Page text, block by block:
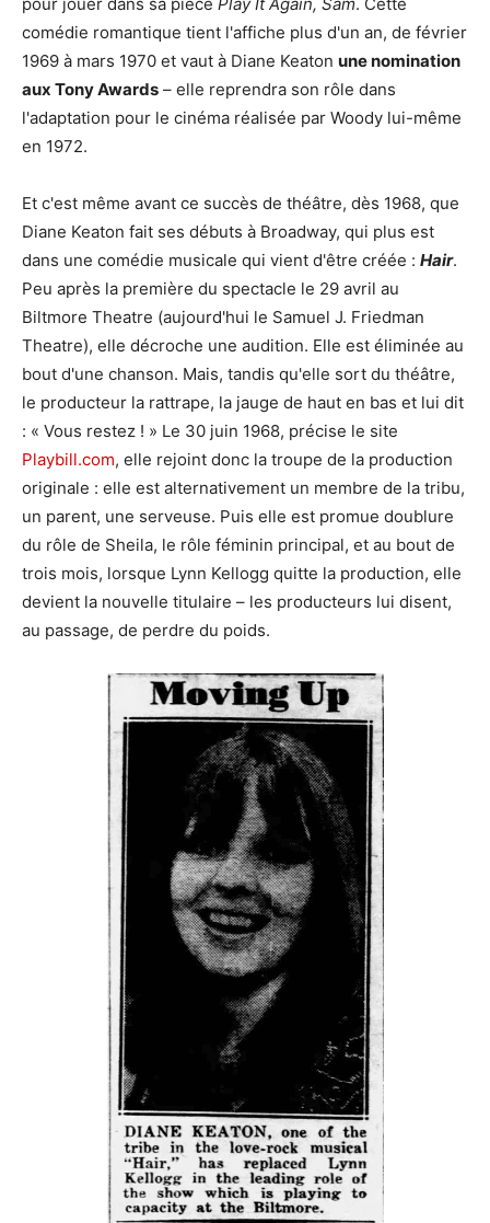
comédie romantique tient l'affiche plus d'un an, de février
1969 à mars 1970 et vaut à Diane Keaton une nomination
aux Tony Awards – elle reprendra son rôle dans
l'adaptation pour le cinéma réalisée par Woody lui-même
en 1972.
Et c'est même avant ce succès de théâtre, dès 1968, que
Diane Keaton fait ses débuts à Broadway, qui plus est
dans une comédie musicale qui vient d'être créée : Hair.
Peu après la première du spectacle le 29 avril au
Biltmore Theatre (aujourd'hui le Samuel J. Friedman
Theatre), elle décroche une audition. Elle est éliminée au
bout d'une chanson. Mais, tandis qu'elle sort du théâtre,
le producteur la rattrape, la jauge de haut en bas et lui dit
: « Vous restez ! » Le 30 juin 1968, précise le site
Playbill.com, elle rejoint donc la troupe de la production
originale : elle est alternativement un membre de la tribu,
un parent, une serveuse. Puis elle est promue doublure
du rôle de Sheila, le rôle féminin principal, et au bout de
trois mois, lorsque Lynn Kellogg quitte la production, elle
devient la nouvelle titulaire – les producteurs lui disent,
au passage, de perdre du poids.